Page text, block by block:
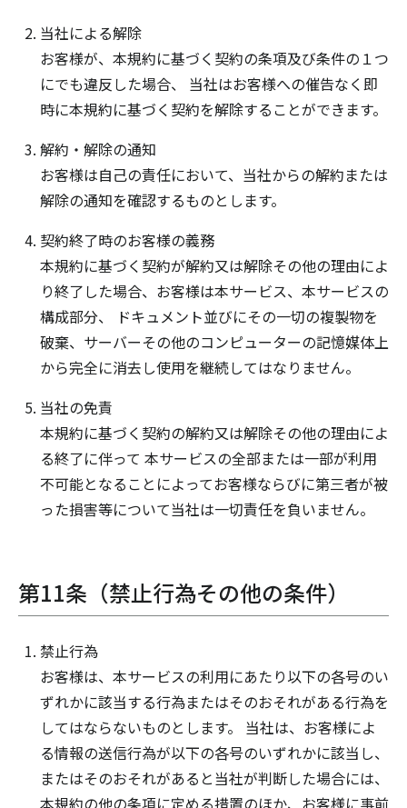
当社による解除
お客様が、本規約に基づく契約の条項及び条件の１つ
にでも違反した場合、 当社はお客様への催告なく即
時に本規約に基づく契約を解除することができます。
解約・解除の通知
お客様は自己の責任において、当社からの解約または
解除の通知を確認するものとします。
契約終了時のお客様の義務
本規約に基づく契約が解約又は解除その他の理由によ
り終了した場合、お客様は本サービス、本サービスの
構成部分、 ドキュメント並びにその一切の複製物を
破棄、サーバーその他のコンピューターの記憶媒体上
から完全に消去し使用を継続してはなりません。
当社の免責
本規約に基づく契約の解約又は解除その他の理由によ
る終了に伴って 本サービスの全部または一部が利用
不可能となることによってお客様ならびに第三者が被
った損害等について当社は一切責任を負いません。
第11条（禁止行為その他の条件）
禁止行為
お客様は、本サービスの利用にあたり以下の各号のい
ずれかに該当する行為またはそのおそれがある行為を
してはならないものとします。 当社は、お客様によ
る情報の送信行為が以下の各号のいずれかに該当し、
またはそのおそれがあると当社が判断した場合には、
本規約の他の条項に定める措置のほか、お客様に事前